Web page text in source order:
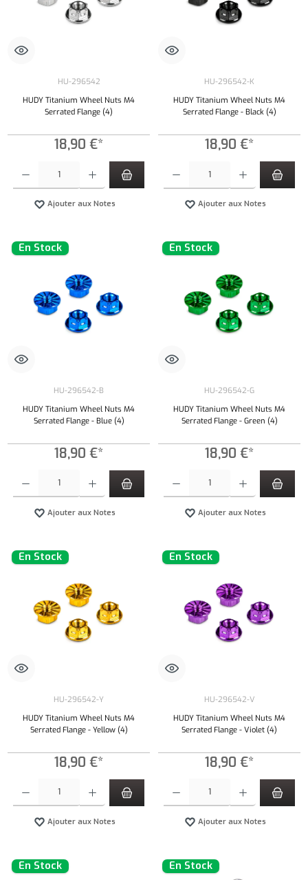
HU-296542
HUDY Titanium Wheel Nuts M4
Serrated Flange (4)
18,90 €*
Ajouter aux Notes
HU-296542-K
HUDY Titanium Wheel Nuts M4
Serrated Flange - Black (4)
18,90 €*
Ajouter aux Notes
En Stock
HU-296542-B
HUDY Titanium Wheel Nuts M4
Serrated Flange - Blue (4)
18,90 €*
Ajouter aux Notes
En Stock
HU-296542-G
HUDY Titanium Wheel Nuts M4
Serrated Flange - Green (4)
18,90 €*
Ajouter aux Notes
En Stock
HU-296542-Y
HUDY Titanium Wheel Nuts M4
Serrated Flange - Yellow (4)
18,90 €*
Ajouter aux Notes
En Stock
HU-296542-V
HUDY Titanium Wheel Nuts M4
Serrated Flange - Violet (4)
18,90 €*
Ajouter aux Notes
En Stock En Stock